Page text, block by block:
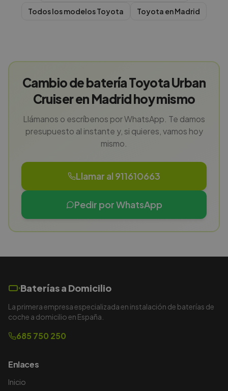
Todos los modelosToyota Toyota enMadrid
Cambio de batería Toyota Urban
Cruiser en Madrid hoy mismo
Llámanos o escríbenos por WhatsApp. Te damos
presupuesto al instante y, si quieres, vamos hoy
mismo.
Llamar al 911610663
Pedir por WhatsApp
Baterías a Domicilio
La primera empresa especializada en instalación de baterías de
coche a domicilio en España.
685 750 250
Enlaces
Inicio